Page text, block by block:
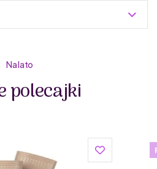
D.D.step Barefoot?
maksymalne czucie
Na lato
polecajki